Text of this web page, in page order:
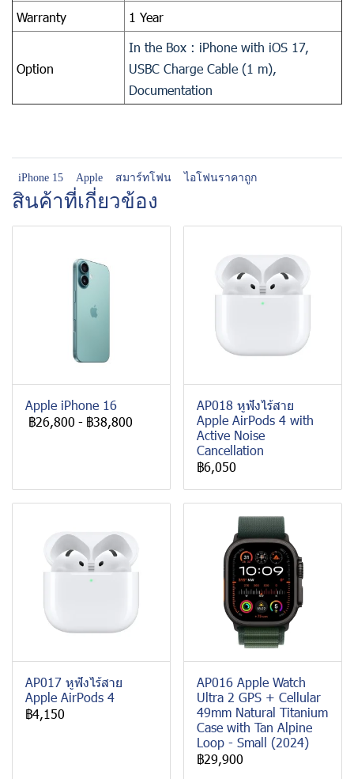
Warranty
1 Year
Option
In the Box : iPhone with iOS 17,
USBC Charge Cable (1 m),
Documentation
iPhone 15 Apple สมาร์ทโฟน ไอโฟนราคาถูก
สินค้าที่เกี่ยวข้อง
Apple iPhone 16
฿26,800 - ฿38,800
AP018 หูฟังไร้สาย
Apple AirPods 4 with
Active Noise
Cancellation
฿6,050
AP017 หูฟังไร้สาย
Apple AirPods 4
฿4,150
AP016 Apple Watch
Ultra 2 GPS + Cellular
49mm Natural Titanium
Case with Tan Alpine
Loop - Small (2024)
฿29,900